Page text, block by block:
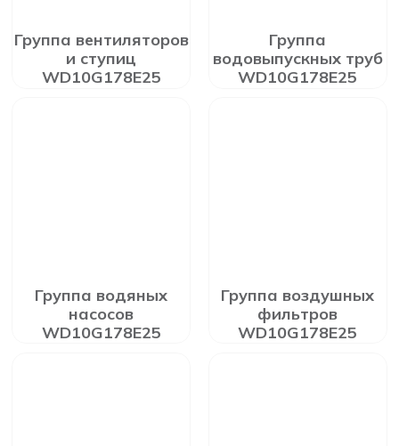
Группа вентиляторов
и ступиц
WD10G178E25
Группа
водовыпускных труб
WD10G178E25
Группа водяных
насосов
WD10G178E25
Группа воздушных
фильтров
WD10G178E25